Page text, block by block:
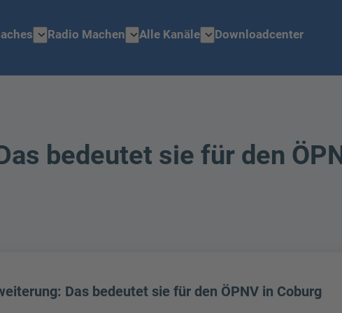
expand_moreRadio Machen expand_moreAlle Kanäle expand_moreDownloadcenter
bedeutet sie für den
Das bedeutet sie für den ÖPNV in Coburg